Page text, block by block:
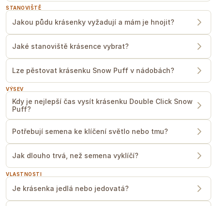
STANOVIŠTĚ
Jakou půdu krásenky vyžadují a mám je hnojit?
Jaké stanoviště krásence vybrat?
Lze pěstovat krásenku Snow Puff v nádobách?
VÝSEV
Kdy je nejlepší čas vysít krásenku Double Click Snow
Puff?
Potřebují semena ke klíčení světlo nebo tmu?
Jak dlouho trvá, než semena vyklíčí?
VLASTNOSTI
Je krásenka jedlá nebo jedovatá?